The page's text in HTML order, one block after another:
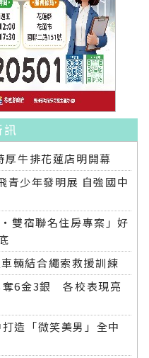
訊
厚牛排花蓮店明開幕
青少年發明展 自強國中
雙宿聯名住房專案」好
輛結合繩索救援訓練
6金3銀 各校表現亮
造「微笑美男」全中